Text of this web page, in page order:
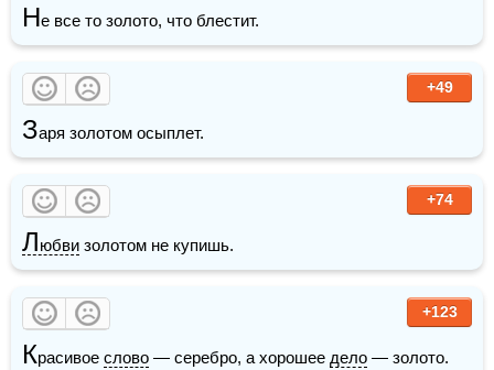
Не все то золото, что блестит.
+49
Заря золотом осыплет.
+74
Любви золотом не купишь.
+123
Красивое слово — серебро, а хорошее дело — золото.